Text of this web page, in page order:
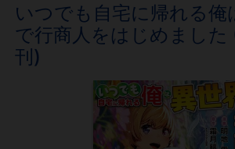
いつでも自宅に帰れる俺
で行商人をはじめました
刊)